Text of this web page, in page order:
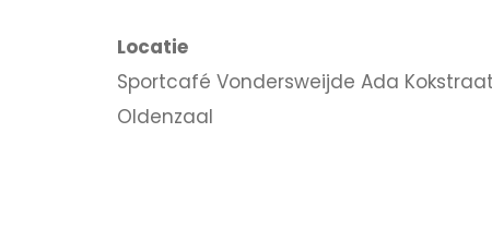
Locatie
Sportcafé Vondersweijde Ada Kokstraat
Oldenzaal